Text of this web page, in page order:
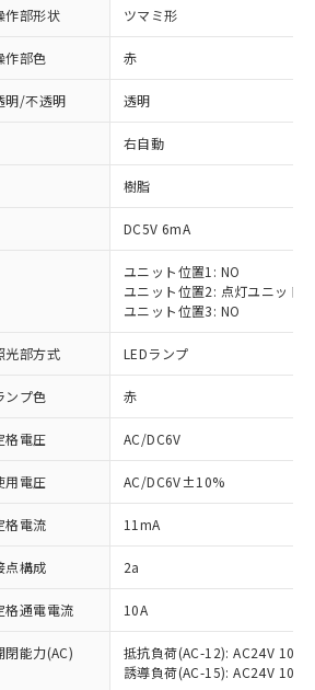
作部形状 ツマミ形
作部色 赤
明/不透明 透明
右自動
樹脂
DC5V 6mA
ユニット位置1: NO
ユニット位置2: 点灯ユニット
ユニット位置3: NO
光部方式 LEDランプ
ンプ色 赤
格電圧 AC/DC6V
用電圧 AC/DC6V±10%
格電流 11mA
点構成 2a
格通電電流 10A
閉能力(AC)
抵抗負荷(AC-12): AC24V 10A/
誘導負荷(AC-15): AC24V
件
お読みいただき、同意のうえ
い。
ビスは、当社制御機器事業取扱
当社在庫状況および標準価格
提供させていただくもので
御機器事業取扱商品の中には、
：EU RoHS指令（10物質）の
した製品が提供可能な商品で
RoHS指令（10物質）の非含
製品に切り替える予定のある
：EU RoHS指令（10物質）の
応の商品で、対応品を出す予
EU RoHS指令（10物質）の
状況を調査中または確認中の
イセンス料など無形物で、有
関係のない商品です。
情により、非含有部品として
均質材料含有率が中国RoHSの
あることを示します。
均質材料含有率が中国RoHSの